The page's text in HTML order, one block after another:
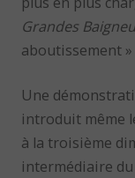
Grandes
aboutissement
Une
introduit même
à la troisième
intermédiaire